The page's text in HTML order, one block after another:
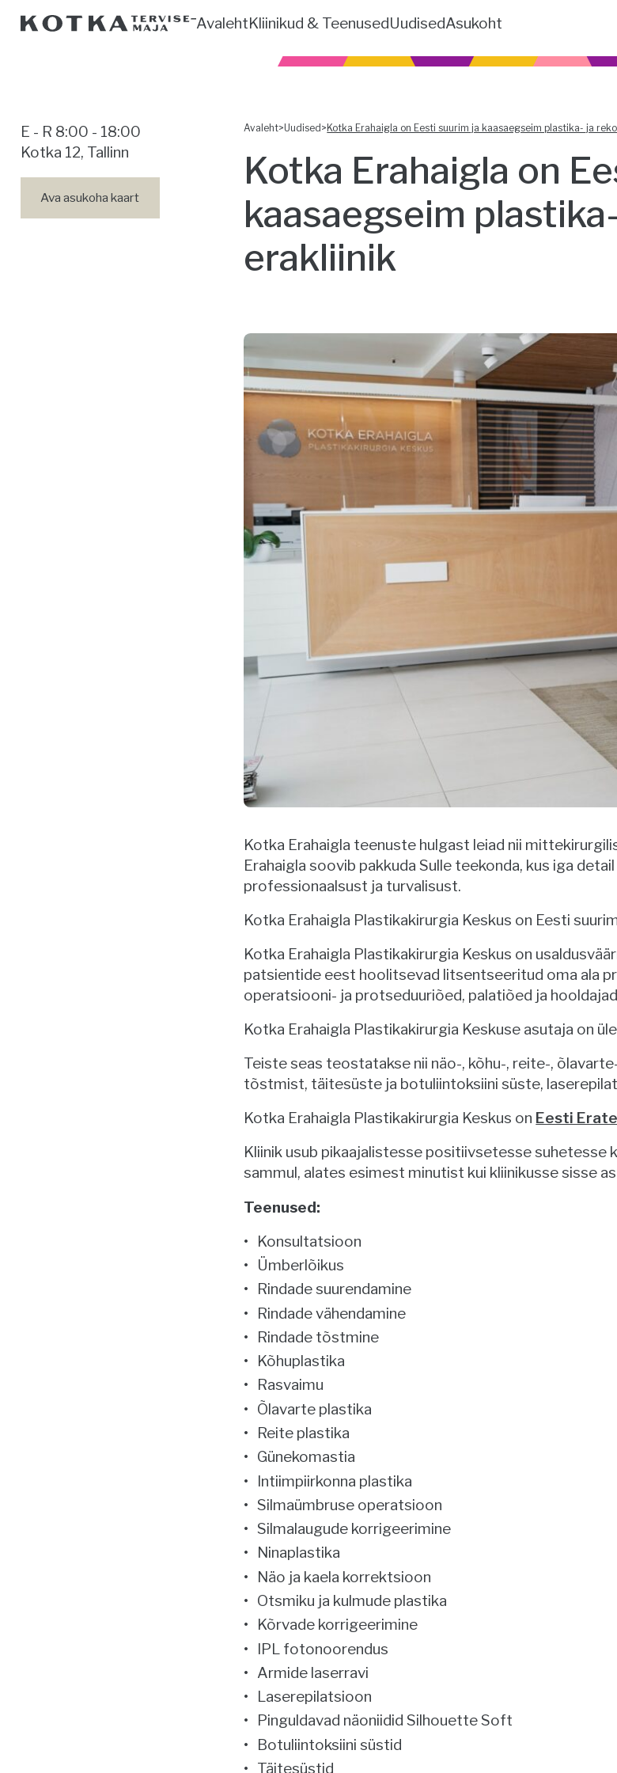
AvalehtKliinikud & TeenusedUudisedAsukoht
E - R 8:00 - 18:00
Kotka 12, Tallinn
Ava asukoha kaart
Avaleht>Uudised > Kotka Erahaigla on Eesti suurim ja kaasaegseim plastika- ja
Kotka Erahaigla on
kaasaegseim
erakliinik
Kotka Erahaigla teenuste hulgast leiad nii
Erahaigla soovib pakkuda Sulle teekonda, kus iga
professionaalsust ja turvalisust.
Kotka Erahaigla Plastikakirurgia Keskus on Eesti
Kotka Erahaigla Plastikakirurgia Keskus on
patsientide eest hoolitsevad litsentseeritud oma ala
operatsiooni- ja protseduuriõed, palatiõed ja
Kotka Erahaigla Plastikakirurgia Keskuse asutaja on
Teiste seas teostatakse nii näo-, kõhu-, reite-,
tõstmist, täitesüste ja botuliintoksiini süste,
Kotka Erahaigla Plastikakirurgia Keskus on Eesti
Kliinik usub pikaajalistesse positiivsetesse
sammul, alates esimest minutist kui kliinikusse sisse
Teenused:
Konsultatsioon
Ümberlõikus
Rindade suurendamine
Rindade vähendamine
Rindade tõstmine
Kõhuplastika
Rasvaimu
Õlavarte plastika
Reite plastika
Günekomastia
Intiimpiirkonna plastika
Silmaümbruse operatsioon
Silmalaugude korrigeerimine
Ninaplastika
Näo ja kaela korrektsioon
Otsmiku ja kulmude plastika
Kõrvade korrigeerimine
IPL fotonoorendus
Armide laserravi
Laserepilatsioon
Pinguldavad näoniidid Silhouette Soft
Botuliintoksiini süstid
Täitesüstid